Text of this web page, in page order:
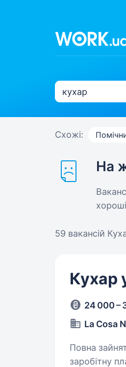
Схожі:
На
59 вакансій
Кухар
24 000 –
La Cosa
Повна зайнятість.
заробітну